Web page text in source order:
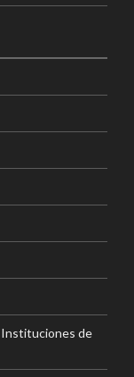
Instituciones de